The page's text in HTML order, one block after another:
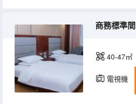
商務標準間
40-47㎡
電視機